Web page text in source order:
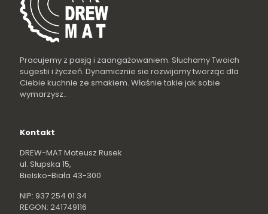
Pracujemy z pasją i zaangażowaniem. Słuchamy Twoich
sugestii i życzeń. Dynamicznie sie rozwijamy tworząc dla
Ciebie kuchnie ze smakiem. Właśnie takie jak sobie
wymarzysz..
Kontakt
DREW-MAT Mateusz Rusek
ul. Słupska 15,
Bielsko-Biała 43-300
NIP: 937 254 01 34
REGON: 241749116